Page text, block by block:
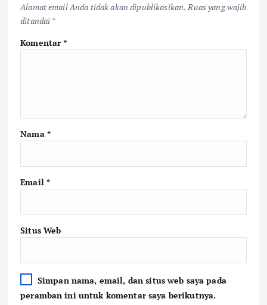
Alamat email Anda tidak akan dipublikasikan. Ruas yang wajib
ditandai *
Komentar*
Nama *
Email *
Situs Web
Simpan nama, email, dan situs web saya pada
peramban ini untuk komentar saya berikutnya.